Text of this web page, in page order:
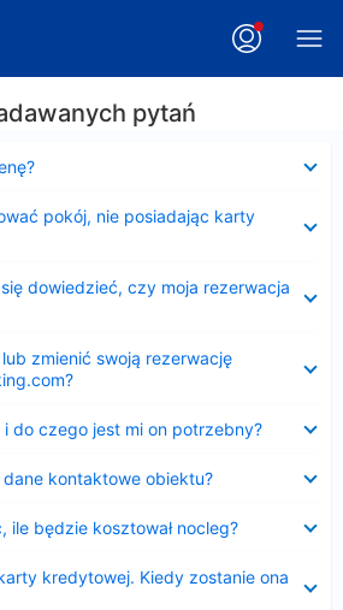
pytań
pokój, nie posiadając karty
dowiedzieć, czy moja rezerwacja
zmienić swoją rezerwację
i do czego jest mi on potrzebny?
kontaktowe obiektu?
ile będzie kosztował nocleg?
kredytowej. Kiedy zostanie ona